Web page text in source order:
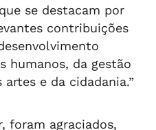
se destacam por
contribuições
humanos, da gestão
e da cidadania.”
foram agraciados,